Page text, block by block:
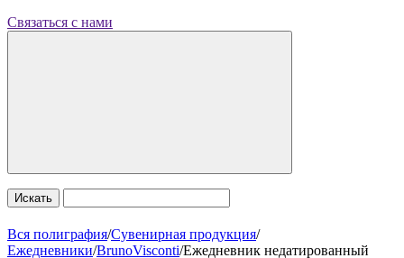
Связаться с нами
Искать
Вся полиграфия/Сувенирная продукция/
Ежедневники/BrunoVisconti/Ежедневник недатированный